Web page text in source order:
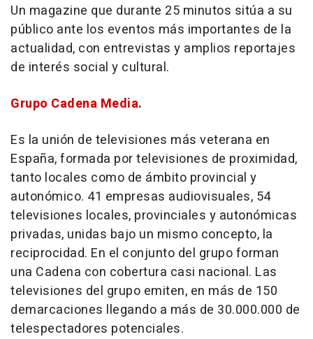
Un magazine que durante 25 minutos sitúa a su
público ante los eventos más importantes de la
actualidad, con entrevistas y amplios reportajes
de interés social y cultural.
Grupo Cadena Media.
Es la unión de televisiones más veterana en
España, formada por televisiones de proximidad,
tanto locales como de ámbito provincial y
autonómico. 41 empresas audiovisuales, 54
televisiones locales, provinciales y autonómicas
privadas, unidas bajo un mismo concepto, la
reciprocidad. En el conjunto del grupo forman
una Cadena con cobertura casi nacional. Las
televisiones del grupo emiten, en más de 150
demarcaciones llegando a más de 30.000.000 de
telespectadores potenciales.